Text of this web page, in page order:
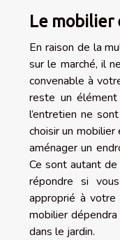
Le mobilier
En raison de la
sur le marché, il
convenable à
reste un
l’entretien ne
choisir un
aménager un
Ce sont autant
répondre si
approprié à
mobilier
dans le jardin.